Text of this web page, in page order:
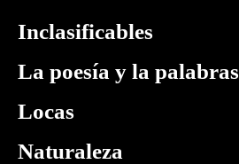
Inclasificables
La poesía y la palabras
Locas
Naturaleza